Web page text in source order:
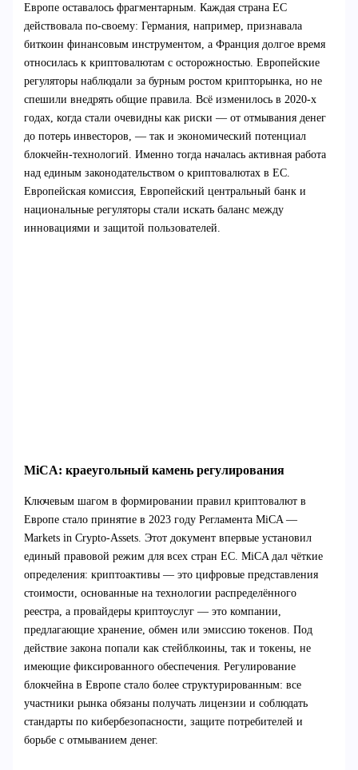
Европе оставалось фрагментарным. Каждая страна ЕС
действовала по-своему: Германия, например, признавала
биткоин финансовым инструментом, а Франция долгое время
относилась к криптовалютам с осторожностью. Европейские
регуляторы наблюдали за бурным ростом крипторынка, но не
спешили внедрять общие правила. Всё изменилось в 2020-х
годах, когда стали очевидны как риски — от отмывания денег
до потерь инвесторов, — так и экономический потенциал
блокчейн-технологий. Именно тогда началась активная работа
над единым законодательством о криптовалютах в ЕС.
Европейская комиссия, Европейский центральный банк и
национальные регуляторы стали искать баланс между
инновациями и защитой пользователей.
MiCA: краеугольный камень регулирования
Ключевым шагом в формировании правил криптовалют в
Европе стало принятие в 2023 году Регламента MiCA —
Markets in Crypto-Assets. Этот документ впервые установил
единый правовой режим для всех стран ЕС. MiCA дал чёткие
определения: криптоактивы — это цифровые представления
стоимости, основанные на технологии распределённого
реестра, а провайдеры криптоуслуг — это компании,
предлагающие хранение, обмен или эмиссию токенов. Под
действие закона попали как стейблкоины, так и токены, не
имеющие фиксированного обеспечения. Регулирование
блокчейна в Европе стало более структурированным: все
участники рынка обязаны получать лицензии и соблюдать
стандарты по кибербезопасности, защите потребителей и
борьбе с отмыванием денег.